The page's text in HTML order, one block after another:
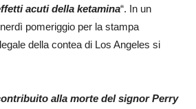
acuti della ketamina“. In un
pomeriggio per la stampa
della contea di Los Angeles si
alla morte del signor Perry